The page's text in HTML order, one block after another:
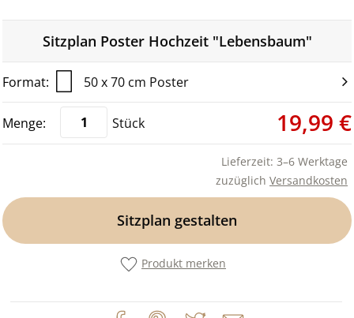
Sitzplan Poster Hochzeit "Lebensbaum"
50 x 70 cm Poster
Stück 19,99 €
Lieferzeit: 3–6 Werktage
zuzüglich Versandkosten
Sitzplan gestalten
Produkt merken